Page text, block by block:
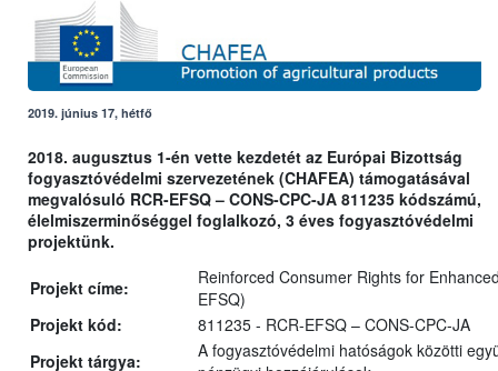
2019. június 17, hétfő
2018. augusztus 1-én vette kezdetét az Európai Bizottság
fogyasztóvédelmi szervezetének (CHAFEA) támogatásával
megvalósuló RCR-EFSQ – CONS-CPC-JA 811235 kódszámú,
élelmiszerminőséggel foglalkozó, 3 éves fogyasztóvédelmi
projektünk.
Projekt címe:
Reinforced Consumer Rights for
EFSQ)
Projekt kód:
811235 - RCR-EFSQ – CONS-CPC-JA
Projekt tárgya:
A fogyasztóvédelmi hatóságok közötti